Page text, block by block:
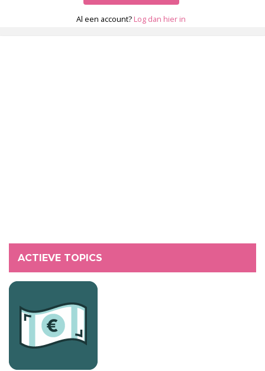
Al een account? Log dan hier in
ACTIEVE TOPICS